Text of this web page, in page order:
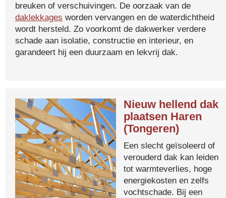
breuken of verschuivingen. De oorzaak van de
daklekkages worden vervangen en de waterdichtheid
wordt hersteld. Zo voorkomt de dakwerker verdere
schade aan isolatie, constructie en interieur, en
garandeert hij een duurzaam en lekvrij dak.
Nieuw hellend dak
plaatsen Haren
(Tongeren)
Een slecht geïsoleerd of
verouderd dak kan leiden
tot warmteverlies, hoge
energiekosten en zelfs
vochtschade. Bij een